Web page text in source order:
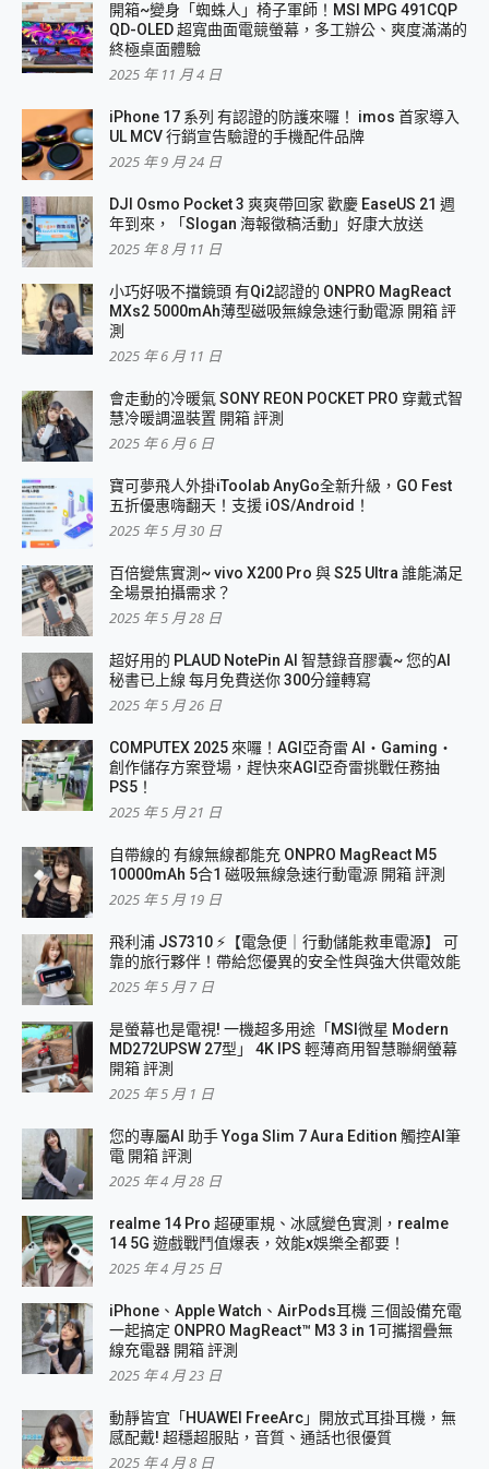
開箱~變身「蜘蛛人」椅子軍師！MSI MPG 491CQP
QD-OLED 超寬曲面電競螢幕，多工辦公、爽度滿滿的
終極桌面體驗
2025 年 11 月 4 日
iPhone 17 系列 有認證的防護來囉！ imos 首家導入
UL MCV 行銷宣告驗證的手機配件品牌
2025 年 9 月 24 日
DJI Osmo Pocket 3 爽爽帶回家 歡慶 EaseUS 21 週
年到來，「Slogan 海報徵稿活動」好康大放送
2025 年 8 月 11 日
小巧好吸不擋鏡頭 有Qi2認證的 ONPRO MagReact
MXs2 5000mAh薄型磁吸無線急速行動電源 開箱 評
測
2025 年 6 月 11 日
會走動的冷暖氣 SONY REON POCKET PRO 穿戴式智
慧冷暖調溫裝置 開箱 評測
2025 年 6 月 6 日
寶可夢飛人外掛iToolab AnyGo全新升級，GO Fest
五折優惠嗨翻天！支援 iOS/Android！
2025 年 5 月 30 日
百倍變焦實測~ vivo X200 Pro 與 S25 Ultra 誰能滿足
全場景拍攝需求？
2025 年 5 月 28 日
超好用的 PLAUD NotePin AI 智慧錄音膠囊~ 您的AI
秘書已上線 每月免費送你 300分鐘轉寫
2025 年 5 月 26 日
COMPUTEX 2025 來囉！AGI亞奇雷 AI・Gaming・
創作儲存方案登場，趕快來AGI亞奇雷挑戰任務抽
PS5！
2025 年 5 月 21 日
自帶線的 有線無線都能充 ONPRO MagReact M5
10000mAh 5合1 磁吸無線急速行動電源 開箱 評測
2025 年 5 月 19 日
飛利浦 JS7310 ⚡【電急便｜行動儲能救車電源】 可
靠的旅行夥伴！帶給您優異的安全性與強大供電效能
2025 年 5 月 7 日
是螢幕也是電視! 一機超多用途「MSI微星 Modern
MD272UPSW 27型」 4K IPS 輕薄商用智慧聯網螢幕
開箱 評測
2025 年 5 月 1 日
您的專屬AI 助手 Yoga Slim 7 Aura Edition 觸控AI筆
電 開箱 評測
2025 年 4 月 28 日
realme 14 Pro 超硬軍規、冰感變色實測，realme
14 5G 遊戲戰鬥值爆表，效能x娛樂全都要！
2025 年 4 月 25 日
iPhone、Apple Watch、AirPods耳機 三個設備充電
一起搞定 ONPRO MagReact™ M3 3 in 1可攜摺疊無
線充電器 開箱 評測
2025 年 4 月 23 日
動靜皆宜「HUAWEI FreeArc」開放式耳掛耳機，無
感配戴! 超穩超服貼，音質、通話也很優質
2025 年 4 月 8 日